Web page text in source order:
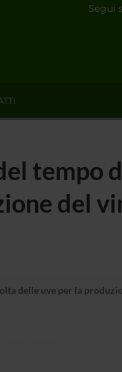
Segui
tempo
del
delle uve per la